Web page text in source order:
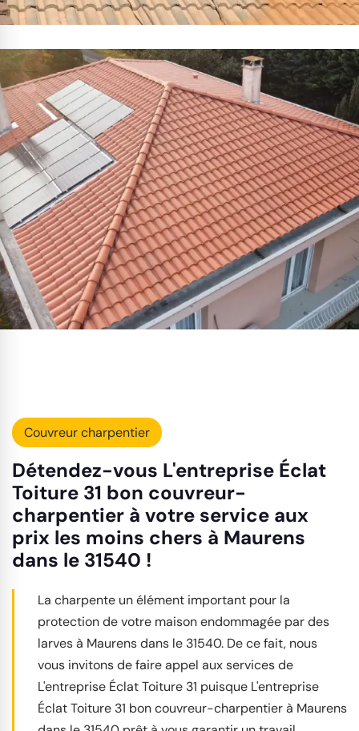
Couvreur charpentier
Détendez-vous L'entreprise Éclat
Toiture 31 bon couvreur-
charpentier à votre service aux
prix les moins chers à Maurens
dans le 31540 !
La charpente un élément important pour la
protection de votre maison endommagée par des
larves à Maurens dans le 31540. De ce fait, nous
vous invitons de faire appel aux services de
L'entreprise Éclat Toiture 31 puisque L'entreprise
Éclat Toiture 31 bon couvreur-charpentier à Maurens